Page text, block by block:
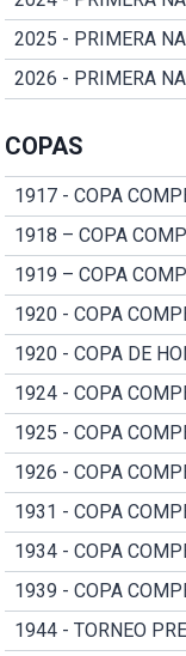
2025 - PRIMERA
2026 - PRIMERA
COPAS
1917 - COPA
1918 – COPA
1919 – COPA
1920 - COPA
1920 - COPA DE
1924 - COPA
1925 - COPA
1926 - COPA
1931 - COPA
1934 - COPA
1939 - COPA
1944 - TORNEO